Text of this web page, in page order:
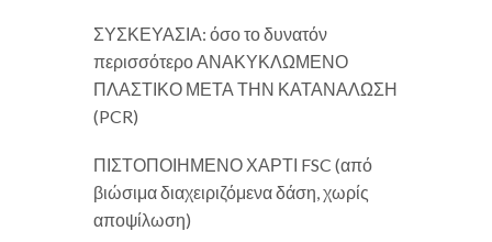
ΣΥΣΚΕΥΑΣΙΑ: όσο το δυνατόν
περισσότερο ΑΝΑΚΥΚΛΩΜΕΝΟ
ΠΛΑΣΤΙΚΟ ΜΕΤΑ ΤΗΝ ΚΑΤΑΝΑΛΩΣΗ
(PCR)
ΠΙΣΤΟΠΟΙΗΜΕΝΟ ΧΑΡΤΙ FSC (από
βιώσιμα διαχειριζόμενα δάση, χωρίς
αποψίλωση)